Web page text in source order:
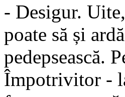
- Desigur.
poate să și
pedepsească.
Împotrivitor -